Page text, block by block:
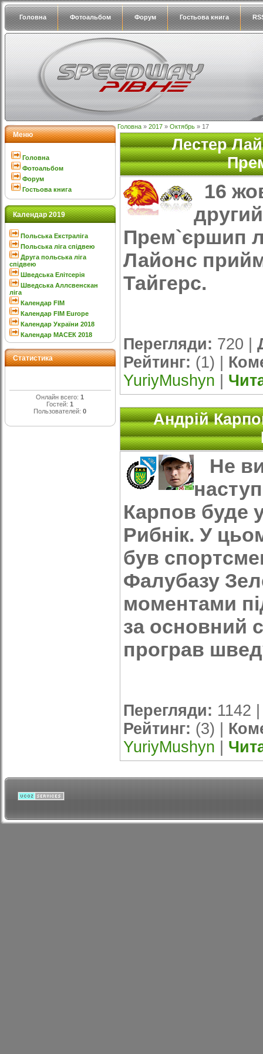
Головна Фотоальбом Форум Гостьова книга
Меню
Головна
Фотоальбом
Форум
Гостьова книга
Календар 2019
Польська Екстраліга
Польська ліга спідвею
Друга польська ліга
спідвею
Шведська Елітсерія
Шведська Аллсвенскан
ліга
Календар FIM
Календар FIM Europe
Календар України 2018
Календар МАСЕК 2018
Статистика
Онлайн всего:1
Гостей:1
Пользователей:0
Головна » 2017 » Октябрь » 17
Лестер
16
Прем`єршип
Лайонс
Тайгерс.
Перегляди: 720 |
Рейтинг: (1) |
YuriyMushyn
Андрій
Не
Карпов буде
Рибнік. У
був
Фалубазу
моментами
за основний
програв
Перегляди: 1142
Рейтинг: (3) |
YuriyMushyn